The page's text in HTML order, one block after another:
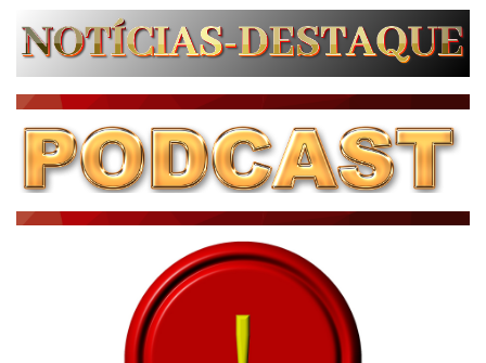
BRASIL DE FATO - ÚLTIMAS NOTÍCIAS
NOTÍCIAS DESTAQUE DO DIA
NOTÍCIAS TAMBÉM NA TELA
BRASIL MUNDO AO VIVO
O MUNDO É NOTÍCIA
JORNAL DO BRASIL